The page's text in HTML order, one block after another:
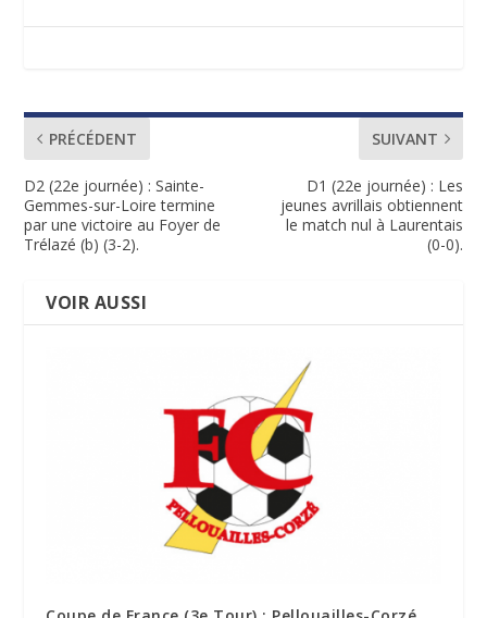
PRÉCÉDENT
D2 (22e journée) : Sainte-
Gemmes-sur-Loire termine
par une victoire au Foyer de
Trélazé (b) (3-2).
SUIVANT
D1 (22e journée) : Les
jeunes avrillais obtiennent
le match nul à Laurentais
(0-0).
VOIR AUSSI